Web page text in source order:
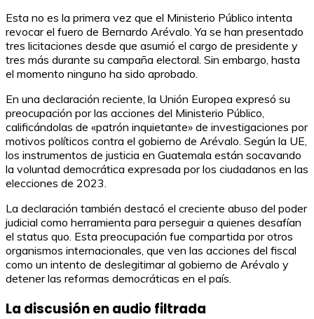
Esta no es la primera vez que el Ministerio Público intenta
revocar el fuero de Bernardo Arévalo. Ya se han presentado
tres licitaciones desde que asumió el cargo de presidente y
tres más durante su campaña electoral. Sin embargo, hasta
el momento ninguno ha sido aprobado.
En una declaración reciente, la Unión Europea expresó su
preocupación por las acciones del Ministerio Público,
calificándolas de «patrón inquietante» de investigaciones por
motivos políticos contra el gobierno de Arévalo. Según la UE,
los instrumentos de justicia en Guatemala están socavando
la voluntad democrática expresada por los ciudadanos en las
elecciones de 2023.
La declaración también destacó el creciente abuso del poder
judicial como herramienta para perseguir a quienes desafían
el status quo. Esta preocupación fue compartida por otros
organismos internacionales, que ven las acciones del fiscal
como un intento de deslegitimar al gobierno de Arévalo y
detener las reformas democráticas en el país.
La discusión en audio filtrada